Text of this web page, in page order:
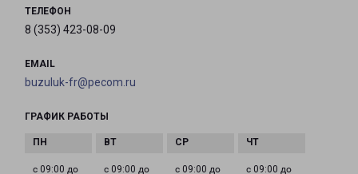
ТЕЛЕФОН
8 (353) 423-08-09
EMAIL
buzuluk-fr@pecom.ru
ГРАФИК РАБОТЫ
с 09:00 до
с 09:00 до
с 09:00 до
с 09:00 до